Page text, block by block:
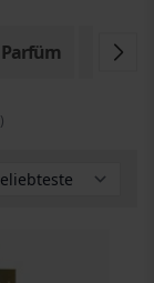
Parfüm Eau